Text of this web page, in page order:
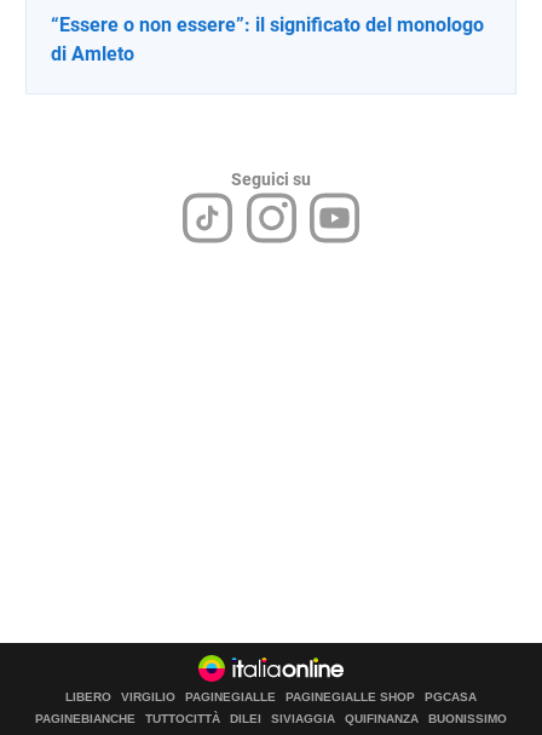
“Essere o non essere”: il significato del monologo
di Amleto
Seguici su
LIBERO VIRGILIO PAGINEGIALLE PAGINEGIALLE SHOP
PGCASA
PAGINEBIANCHE
TUTTOCITTÀ DILEI SIVIAGGIA QUIFINANZA
BUONISSIMO